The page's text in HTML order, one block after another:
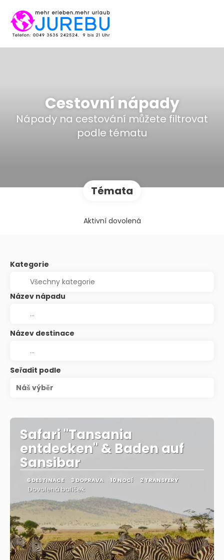
Cestovní nápady
Nápady na cestování můžete filtrovat
podle tématu
Témata
Aktivní dovolená
Kategorie
Název nápadu
Název destinace
Seřadit podle
Náš výběr
Safari "Tansania
entdecken" & Baden auf
Sansibar
6 DESTINACE 3 DOPRAVA 10 NOCÍ 2 TRANSFERY
Dovolená balíček